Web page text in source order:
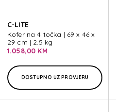
C-LITE
Kofer na 4 točka | 69 x 46 x
29 cm | 2.5 kg
1.058,00 KM
DOSTUPNO UZ PROVJERU